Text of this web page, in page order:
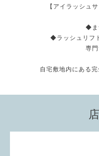
【アイラッシュ
◆ま
◆ラッシュリフ
専
自宅敷地内にある